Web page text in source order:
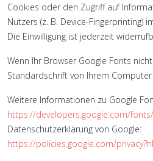
Cookies oder den Zugriff auf
Nutzers (z. B. Device-Fingerprinting)
Die Einwilligung ist jederzeit
Wenn Ihr Browser Google Fonts
Standardschrift von Ihrem
Weitere Informationen zu Google
https://developers.google.com/
Datenschutzerklärung von Google:
https://policies.google.com/